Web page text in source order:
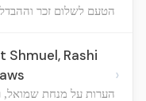
הטעם לשלום זכר
Rashi
הערות על מנחת שמואל,
›